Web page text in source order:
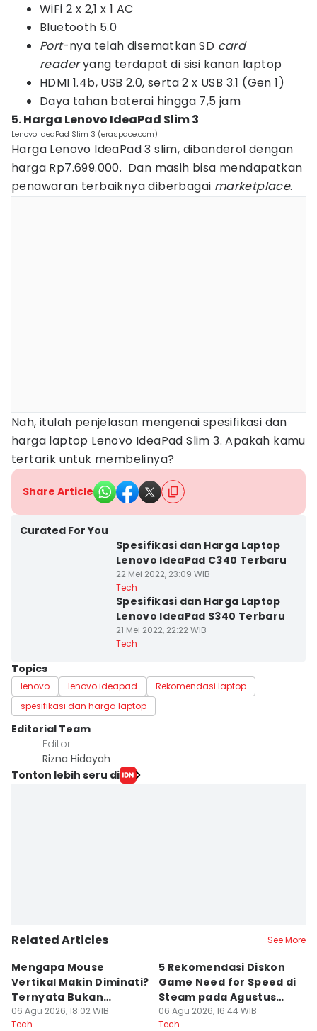
WiFi 2 x 2,1 x 1 AC
Bluetooth 5.0
Port-nya telah disematkan SD card
readeryang terdapat di sisi kanan laptop
HDMI 1.4b, USB 2.0, serta 2 x USB 3.1 (Gen 1)
Daya tahan baterai hingga 7,5 jam
5. Harga Lenovo IdeaPad Slim 3
Lenovo IdeaPad Slim 3 (eraspace.com)
Harga Lenovo IdeaPad 3 slim, dibanderol dengan
harga Rp7.699.000. Dan masih bisa mendapatkan
penawaran terbaiknya diberbagai marketplace.
Nah, itulah penjelasan mengenai spesifikasi dan
harga laptop Lenovo IdeaPad Slim 3. Apakah kamu
tertarik untuk membelinya?
Share Article
Curated For You
Spesifikasi dan Harga Laptop
Lenovo IdeaPad C340 Terbaru
22 Mei 2022, 23:09 WIB
Tech
Spesifikasi dan Harga Laptop
Lenovo IdeaPad S340 Terbaru
21 Mei 2022, 22:22 WIB
Tech
Topics
lenovo lenovo ideapad
Rekomendasi laptop
spesifikasi dan harga laptop
Editorial Team
Editor
Rizna Hidayah
Tonton lebih seru di
Related Articles See More
Mengapa Mouse
Vertikal Makin Diminati?
Ternyata Bukan
sekadar Tren
06 Agu 2026, 18:02 WIB
Tech
5 Rekomendasi Diskon
Game Need for Speed di
Steam pada Agustus
2026
06 Agu 2026, 16:44 WIB
Tech